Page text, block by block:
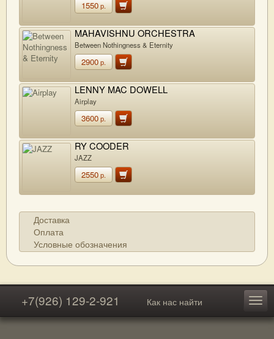
1550р.
MAHAVISHNU ORCHESTRA
Between Nothingness & Eternity
2900р.
LENNY MAC DOWELL
Airplay
3600р.
RY COODER
JAZZ
2550р.
Доставка
Оплата
Условные обозначения
+7(926) 129-2-921 Как нас найти